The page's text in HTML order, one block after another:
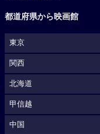
都道府県から映画館
東京
関西
北海道
甲信越
中国